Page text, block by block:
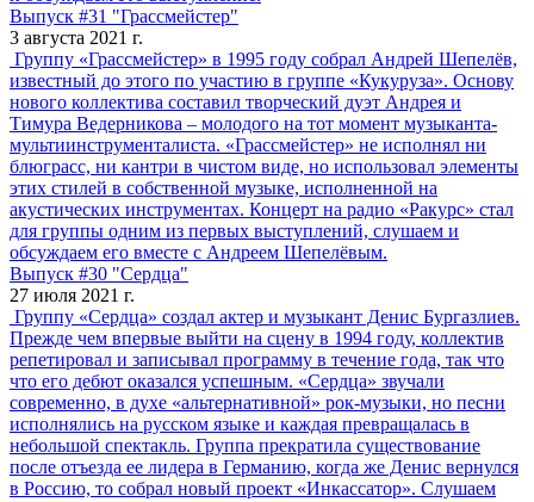
Выпуск #31 "Грассмейстер"
3 августа 2021 г.
Группу «Грассмейстер» в 1995 году собрал Андрей Шепелёв,
известный до этого по участию в группе «Кукуруза». Основу
нового коллектива составил творческий дуэт Андрея и
Тимура Ведерникова – молодого на тот момент музыканта-
мультиинструменталиста. «Грассмейстер» не исполнял ни
блюграсс, ни кантри в чистом виде, но использовал элементы
этих стилей в собственной музыке, исполненной на
акустических инструментах. Концерт на радио «Ракурс» стал
для группы одним из первых выступлений, слушаем и
обсуждаем его вместе с Андреем Шепелёвым.
Выпуск #30 "Сердца"
27 июля 2021 г.
Группу «Сердца» создал актер и музыкант Денис Бургазлиев.
Прежде чем впервые выйти на сцену в 1994 году, коллектив
репетировал и записывал программу в течение года, так что
что его дебют оказался успешным. «Сердца» звучали
современно, в духе «альтернативной» рок-музыки, но песни
исполнялись на русском языке и каждая превращалась в
небольшой спектакль. Группа прекратила существование
после отъезда ее лидера в Германию, когда же Денис вернулся
в Россию, то собрал новый проект «Инкассатор». Слушаем